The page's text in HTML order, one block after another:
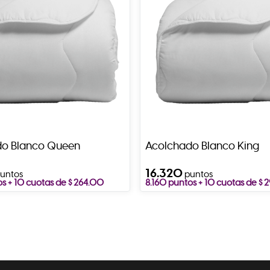
Blanco Queen
+ 10 cuotas de $ 264.00
Acolchado Blanco King
16.320puntos
8.160 puntos + 10 cuotas de $